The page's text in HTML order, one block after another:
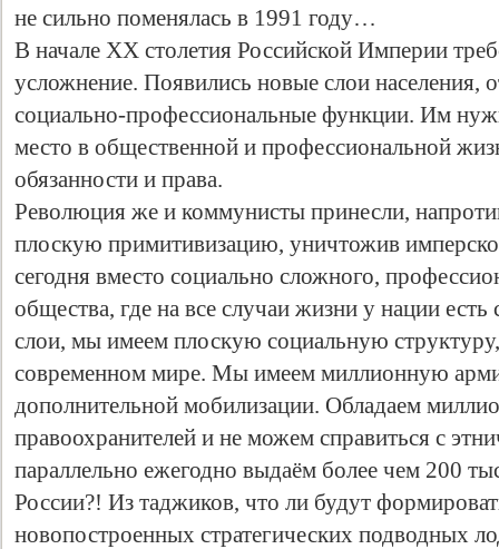
не сильно поменялась в 1991 году…
В начале XX столетия Российской Империи
усложнение. Появились новые слои населения,
социально-профессиональные функции. Им
место в общественной и профессиональной
обязанности и права.
Революция же и коммунисты принесли,
плоскую примитивизацию, уничтожив
сегодня вместо социально сложного,
общества, где на все случаи жизни у нации
слои, мы имеем плоскую социальную
современном мире. Мы имеем миллионную
дополнительной мобилизации. Обладаем
правоохранителей и не можем справиться с
параллельно ежегодно выдаём более чем 200
России?! Из таджиков, что ли будут
новопостроенных стратегических подводных